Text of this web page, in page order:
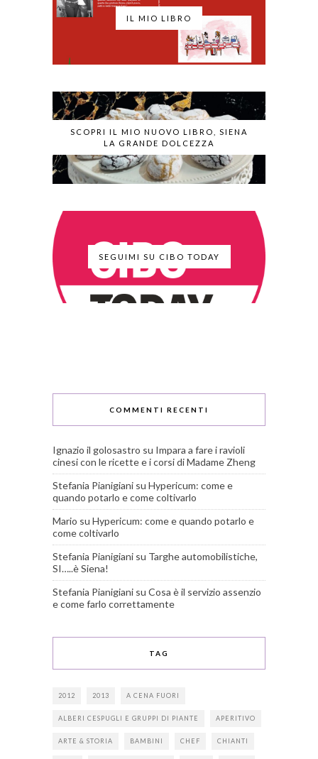
IL MIO LIBRO
SCOPRI IL MIO NUOVO LIBRO, SIENA
LA GRANDE DOLCEZZA
SEGUIMI SU CIBO TODAY
COMMENTI RECENTI
Ignazio il golosastro su Impara a fare i ravioli
cinesi con le ricette e i corsi di Madame Zheng
Stefania Pianigiani su Hypericum: come e
quando potarlo e come coltivarlo
Mario su Hypericum: come e quando potarlo e
come coltivarlo
Stefania Pianigiani su Targhe automobilistiche,
SI…..è Siena!
Stefania Pianigiani su Cosa è il servizio assenzio
e come farlo correttamente
TAG
2012 2013 A CENA FUORI
ALBERI CESPUGLI E GRUPPI DI PIANTE APERITIVO
ARTE & STORIA BAMBINI CHEF CHIANTI